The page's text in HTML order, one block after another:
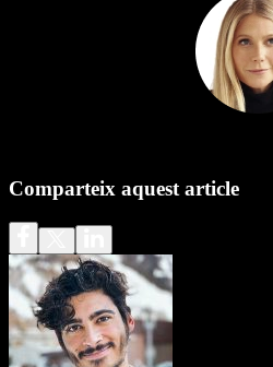
Comparteix aquest article